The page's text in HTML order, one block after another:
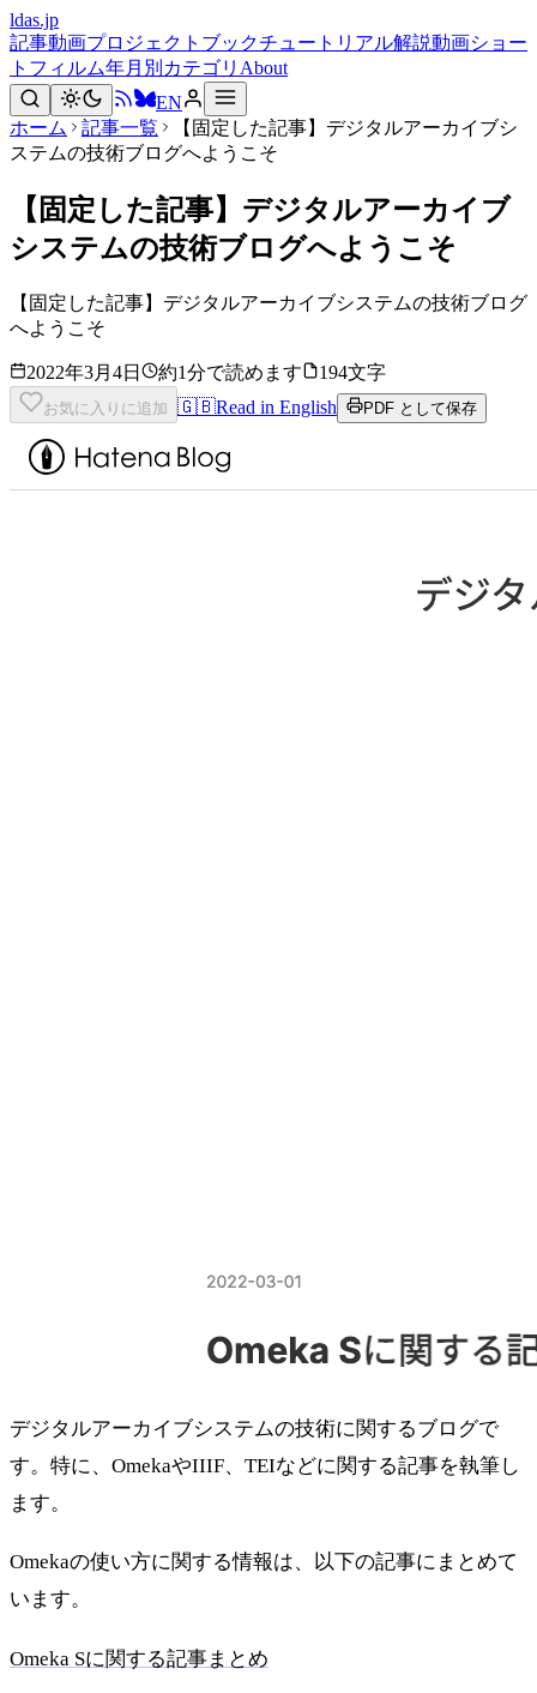
ldas.jp
記事動画プロジェクト ブックチュートリアル解説動画ショー
トフィルム年月別 カテゴリ About
EN
ホーム
記事一覧
【固定した記事】デジタルアーカイブシ
ステムの技術ブログへようこそ
【固定した記事】デジタルアーカイブ
システムの技術ブログへようこそ
【固定した記事】デジタルアーカイブシステムの技術ブログ
へようこそ
2022年3月4日 約1分で読めます 194文字
お気に入りに追加 🇬🇧Read in English PDF として保存
デジタルアーカイブシステムの技術に関するブログで
す。特に、OmekaやIIIF、TEIなどに関する記事を執筆し
ます。
Omekaの使い方に関する情報は、以下の記事にまとめて
います。
Omeka Sに関する記事まとめ